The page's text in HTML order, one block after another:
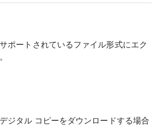
ポートされているファイル形式にエク
ジタル コピーをダウンロードする場合